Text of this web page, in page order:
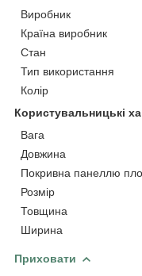
Виробник
Країна виробник
Стан
Тип використання
Колір
Користувальницькі
Вага
Довжина
Покривна панеллю
Розмір
Товщина
Ширина
Приховати